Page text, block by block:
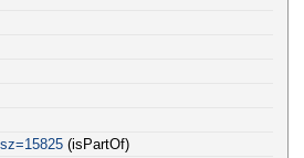
(isPartOf)